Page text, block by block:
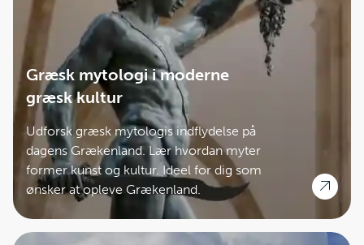
Græsk mytologi i moderne
græsk kultur
Udforsk græsk mytologis indflydelse på
dagens Grækenland. Lær hvordan myter
former kunst og kultur. Ideel for dig som
ønsker at opleve Grækenland.